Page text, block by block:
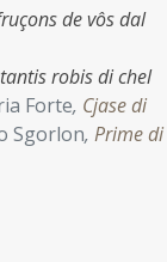
de vôs dal
robis di chel
Forte, Cjase di
Sgorlon, Prime di